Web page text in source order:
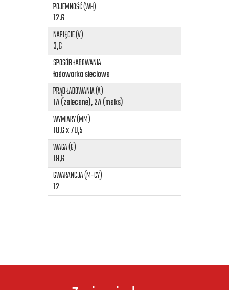
POJEMNOŚĆ (WH)
12.6
NAPIĘCIE (V)
3,6
SPOSÓB ŁADOWANIA
ładowarka sieciowa
PRĄD ŁADOWANIA (A)
1A (zalecane), 2A (maks)
WYMIARY (MM)
18,6 x 70,5
WAGA (G)
18,6
GWARANCJA (M-CY)
12